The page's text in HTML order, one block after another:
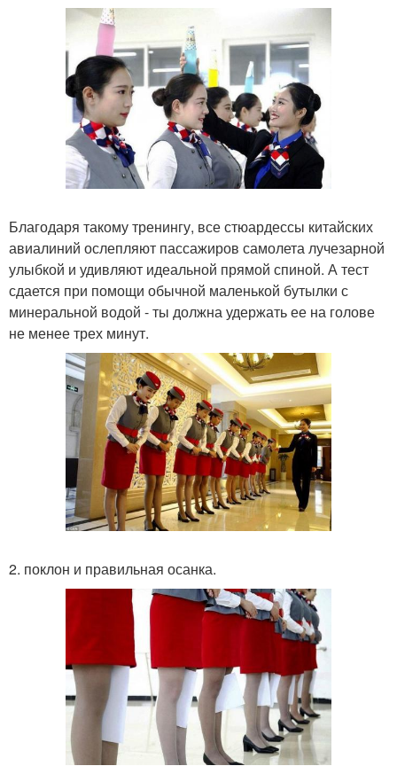
Благодаря такому тренингу, все стюардессы китайских
авиалиний ослепляют пассажиров самолета лучезарной
улыбкой и удивляют идеальной прямой спиной. А тест
сдается при помощи обычной маленькой бутылки с
минеральной водой - ты должна удержать ее на голове
не менее трех минут.
2. поклон и правильная осанка.